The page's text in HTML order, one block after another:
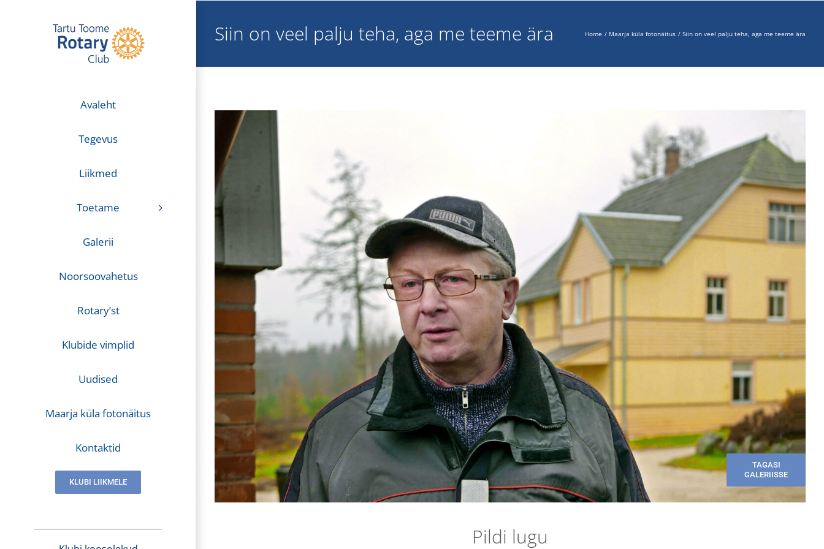
Avaleht
Tegevus
Liikmed
Toetame
Galerii
Noorsoovahetus
Rotary’st
Klubide vimplid
Uudised
Maarja küla fotonäitus
Kontaktid
KLUBI LIIKMELE
Siin on veel palju teha, aga me teeme ära Home Maarja küla fotonäitus Siin on veel palju teha, aga me teeme ära
TAGASI
GALERIISSE
Pildi lugu